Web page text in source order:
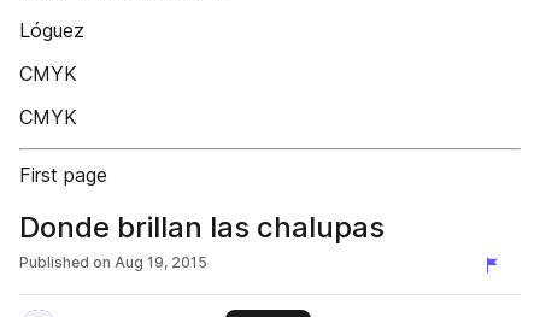
Lóguez
CMYK
CMYK
First page
Donde brillan las chalupas
Published on Aug 19, 2015